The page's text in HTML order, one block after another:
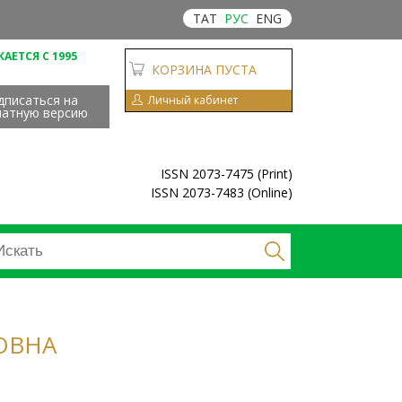
ТАТ РУС ENG
С 1995
на
версию
КОРЗИНА ПУСТА
Личный кабинет
ISSN 2073-7475 (Print)
ISSN 2073-7483 (Online)